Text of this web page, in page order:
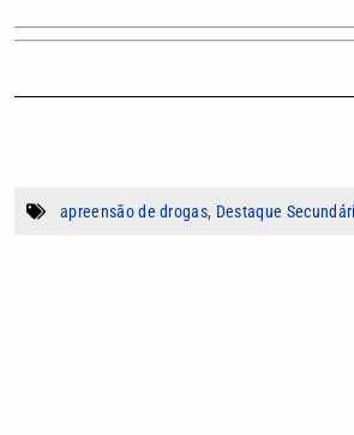
apreensão de drogas, Destaque